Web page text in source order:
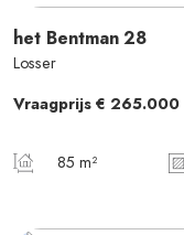
het Bentman28
Losser
Vraagprijs € 265.000
85 m²